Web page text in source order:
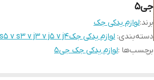
جی۵
برند:لوازم یدکی جک
دسته‌بندی: لوازم یدکی جکs5 v s3 v j3 v j5 v j4
برچسب‌ها :لوازم یدکی جک جی۵